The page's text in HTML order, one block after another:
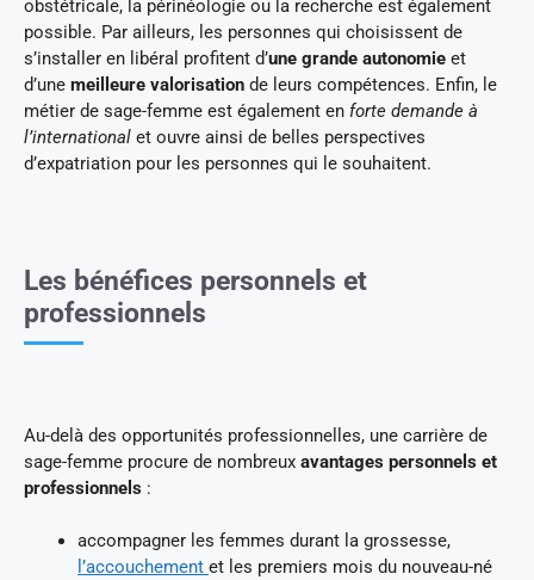
obstétricale, la périnéologie ou la recherche est également
possible. Par ailleurs, les personnes qui choisissent de
s’installer en libéral profitent d’une grande autonomie et
d’une meilleure valorisation de leurs compétences. Enfin, le
métier de sage-femme est également en forte demande à
l’international et ouvre ainsi de belles perspectives
d’expatriation pour les personnes qui le souhaitent.
Les bénéfices personnels et
professionnels
Au-delà des opportunités professionnelles, une carrière de
sage-femme procure de nombreux avantages personnels et
professionnels :
accompagner les femmes durant la grossesse,
l’accouchement et les premiers mois du nouveau-né